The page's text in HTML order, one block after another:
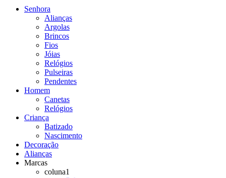
Senhora
Alianças
Argolas
Brincos
Fios
Jóias
Relógios
Pulseiras
Pendentes
Homem
Canetas
Relógios
Criança
Batizado
Nascimento
Decoração
Alianças
Marcas
coluna1